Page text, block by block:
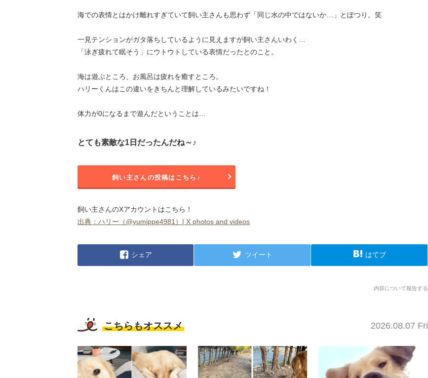
海での表情とはかけ離れすぎていて飼い主さんも思わず「同じ水の中ではないか…」とぽつり。笑
一見テンションがガタ落ちしているように見えますが飼い主さんいわく…
「泳ぎ疲れて眠そう」にウトウトしている表情だったとのこと。
海は遊ぶところ、お風呂は疲れを癒すところ。
ハリーくんはこの違いをきちんと理解しているみたいですね！
体力が0になるまで遊んだということは…
とても素敵な1日だったんだね～♪
飼い主さんの投稿はこちら♪
飼い主さんのXアカウントはこちら！
出典：ハリー（@yumippe4981）| X photos and videos
シェア ツイート はてブ
内容について報告する
こちらもオススメ 2026.08.07 Fri